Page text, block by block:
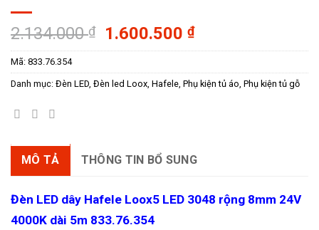
2.134.000₫
Giá
gốc
2.134.000 ₫.
1.600.500₫Giá
hiện
là:
Mã: 833.76.354
Danh mục: Đèn LED, Đèn led Loox, Hafele, Phụ kiện tủ áo, Phụ kiện tủ gỗ
MÔ TẢ THÔNG TIN BỔ SUNG
Đèn LED dây Hafele Loox5 LED 3048 rộng 8mm 24V
4000K dài 5m 833.76.354